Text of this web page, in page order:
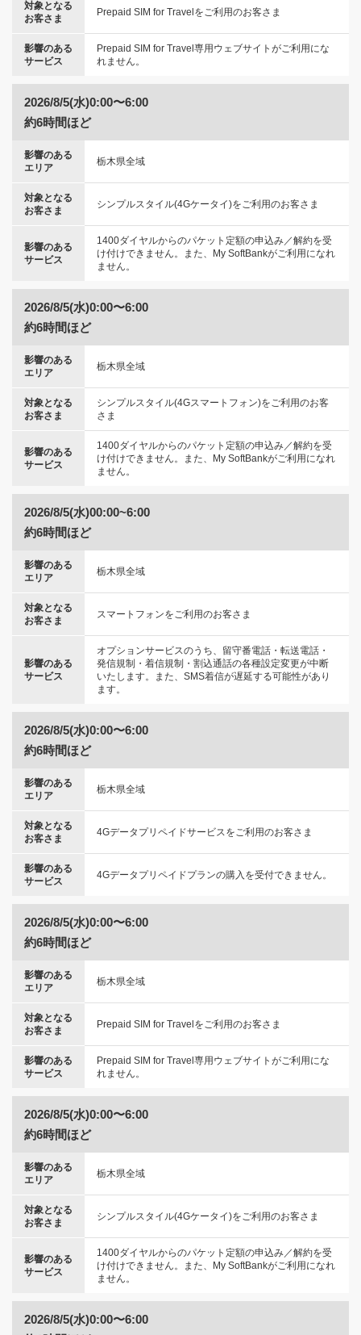
対象となる
お客さま
Prepaid SIM for Travelをご利用のお客さま
影響のある
サービス
Prepaid SIM for Travel専用ウェブサイトがご利用にな
れません。
2026/8/5(水)0:00〜6:00
約6時間ほど
影響のある
エリア
栃木県全域
対象となる
お客さま
シンプルスタイル(4Gケータイ)をご利用のお客さま
影響のある
サービス
1400ダイヤルからのパケット定額の申込み／解約を受
け付けできません。また、My SoftBankがご利用になれ
ません。
2026/8/5(水)0:00〜6:00
約6時間ほど
影響のある
エリア
栃木県全域
対象となる
お客さま
シンプルスタイル(4Gスマートフォン)をご利用のお客
さま
影響のある
サービス
1400ダイヤルからのパケット定額の申込み／解約を受
け付けできません。また、My SoftBankがご利用になれ
ません。
2026/8/5(水)00:00~6:00
約6時間ほど
影響のある
エリア
栃木県全域
対象となる
お客さま
スマートフォンをご利用のお客さま
影響のある
サービス
オプションサービスのうち、留守番電話・転送電話・
発信規制・着信規制・割込通話の各種設定変更が中断
いたします。また、SMS着信が遅延する可能性があり
ます。
2026/8/5(水)0:00〜6:00
約6時間ほど
影響のある
エリア
栃木県全域
対象となる
お客さま
4Gデータプリペイドサービスをご利用のお客さま
影響のある
サービス
4Gデータプリペイドプランの購入を受付できません。
2026/8/5(水)0:00〜6:00
約6時間ほど
影響のある
エリア
栃木県全域
対象となる
お客さま
Prepaid SIM for Travelをご利用のお客さま
影響のある
サービス
Prepaid SIM for Travel専用ウェブサイトがご利用にな
れません。
2026/8/5(水)0:00〜6:00
約6時間ほど
影響のある
エリア
栃木県全域
対象となる
お客さま
シンプルスタイル(4Gケータイ)をご利用のお客さま
影響のある
サービス
1400ダイヤルからのパケット定額の申込み／解約を受
け付けできません。また、My SoftBankがご利用になれ
ません。
2026/8/5(水)0:00〜6:00